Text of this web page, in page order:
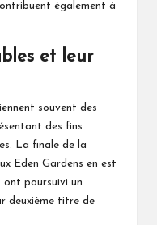
également à
et leur
souvent des
des fins
La finale de la
Eden Gardens en est
ont poursuivi un
deuxième titre de